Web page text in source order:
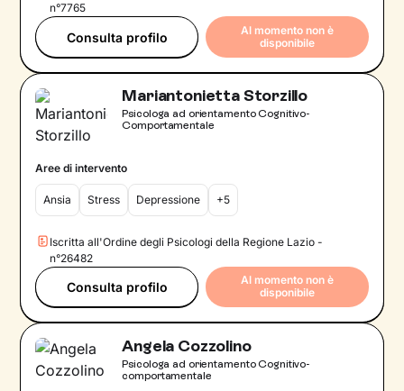
n°7765
Consulta profilo
Al momento non è
disponibile
Mariantonietta Storzillo
Psicologa ad orientamento Cognitivo-
Comportamentale
Aree di intervento
Ansia Stress Depressione +5
Iscritta all'Ordine degli Psicologi della Regione Lazio -
n°26482
Consulta profilo
Al momento non è
disponibile
Angela Cozzolino
Psicologa ad orientamento Cognitivo-
comportamentale